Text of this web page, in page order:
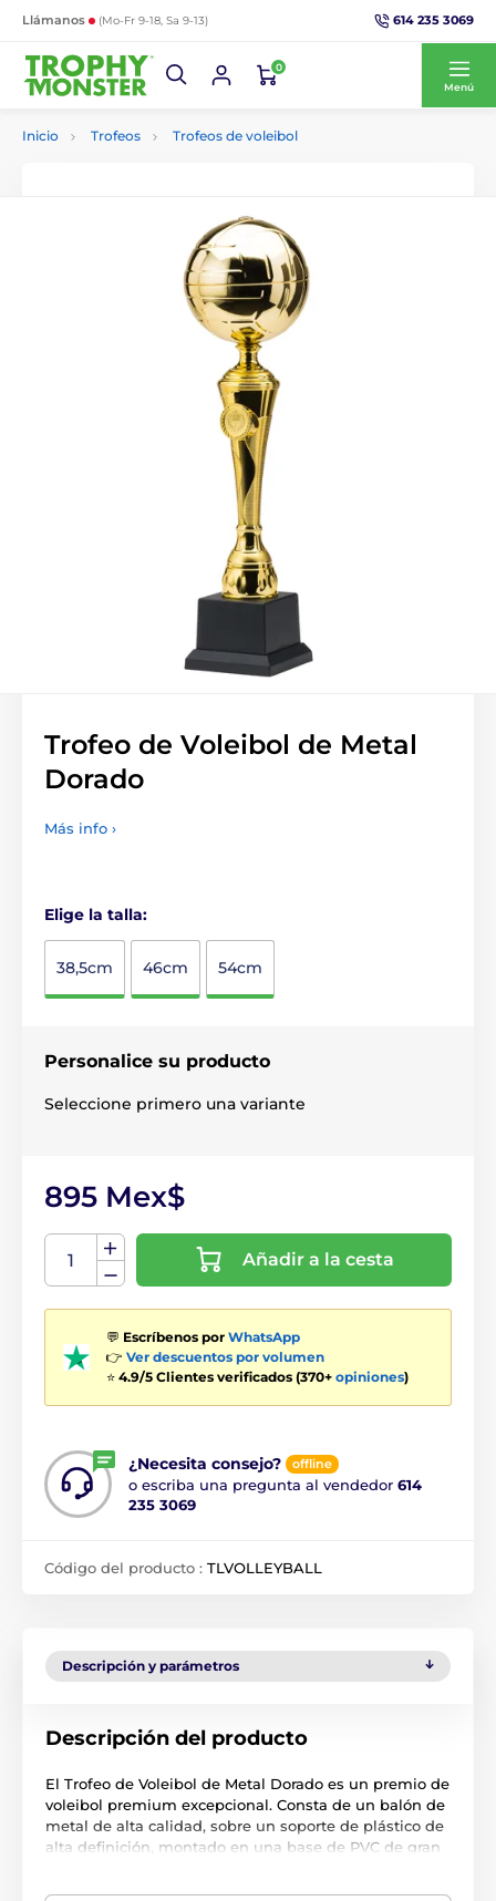
Llámanos (Mo-Fr 9-18, Sa 9-13) 614 235 3069
0
Menú
Inicio Trofeos Trofeos de voleibol
Trofeo de Voleibol de Metal
Dorado
Más info ›
Elige la talla:
38,5cm 46cm 54cm
Personalice su producto
Seleccione primero una variante
895 Mex$
Añadir a la cesta
💬 Escríbenos por WhatsApp
👉 Ver descuentos por volumen
⭐ 4.9/5 Clientes verificados (370+ opiniones)
¿Necesita consejo? offline
o escriba una pregunta al vendedor 614
235 3069
Código del producto : TLVOLLEYBALL
Descripción y parámetros
Descripción del producto
El Trofeo de Voleibol de Metal Dorado es un premio de
voleibol premium excepcional. Consta de un balón de
metal de alta calidad, sobre un soporte de plástico de
alta definición, montado en una base de PVC de gran